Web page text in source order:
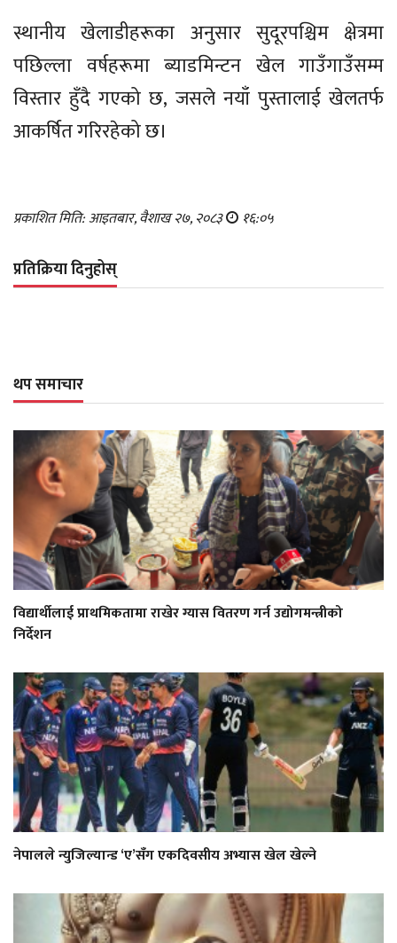
स्थानीय खेलाडीहरूका अनुसार सुदूरपश्चिम क्षेत्रमा
पछिल्ला वर्षहरूमा ब्याडमिन्टन खेल गाउँगाउँसम्म
विस्तार हुँदै गएको छ, जसले नयाँ पुस्तालाई खेलतर्फ
आकर्षित गरिरहेको छ।
प्रकाशित मिति: आइतबार, वैशाख २७, २०८३ १६:०५
प्रतिक्रिया दिनुहोस्
थप समाचार
विद्यार्थीलाई प्राथमिकतामा राखेर ग्यास वितरण गर्न उद्योगमन्त्रीको
निर्देशन
नेपालले न्युजिल्यान्ड ‘ए’सँग एकदिवसीय अभ्यास खेल खेल्ने